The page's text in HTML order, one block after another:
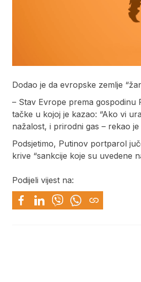
Dodao je da evropske zemlje
– Stav Evrope prema gospodinu
tačke u kojoj je kazao: “Ako vi
nažalost, i prirodni gas – rekao
Podsjetimo, Putinov portparol
krive “sankcije koje su uvedene
Podijeli vijest na: